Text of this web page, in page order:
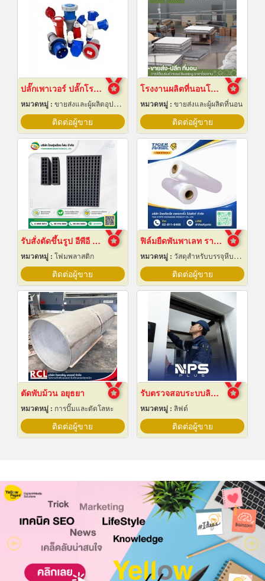
ปลั๊กเพาเวอร์ ปลั๊กโรงงาน ปลั๊กอุตสาหกรรม พัทยา ชลบุรี
หมวดหมู่ : ขายส่งและผู้ผลิตอุปกรณ์เครื่องใช้ไฟฟ้า
ติดต่อผู้ขาย
โรงงานผลิตที่นอนโรงแรม
หมวดหมู่ : ขายส่งและผู้ผลิตที่นอน
ติดต่อผู้ขาย
รับสั่งตัดขึ้นรูป อีพีอี โฟม ไดคัท
หมวดหมู่ : โฟมพลาสติก
ติดต่อผู้ขาย
ฟิล์มยืดพันพาเลท ราคาส่ง
หมวดหมู่ : วัสดุสำหรับบรรจุหีบห่อเครื่องจักรกล
ติดต่อผู้ขาย
ตัดพับม้วน อยุธยา
หมวดหมู่ : การปั๊มและตัดโลหะ
ติดต่อผู้ขาย
รับตรวจสอบระบบลิฟต์ ซ่อมบำรุงรักษา Maintenance
หมวดหมู่ : ลิฟต์
ติดต่อผู้ขาย